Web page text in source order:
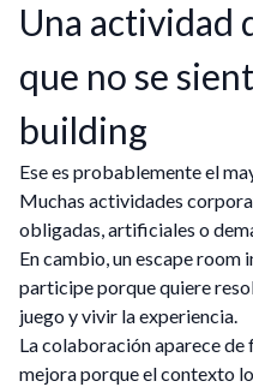
Una actividad
que no se
building
Ese es probablemente el
Muchas actividades
obligadas, artificiales o
En cambio, un escape room
participe porque quiere
juego y vivir la experiencia.
La colaboración aparece
mejora porque el contexto